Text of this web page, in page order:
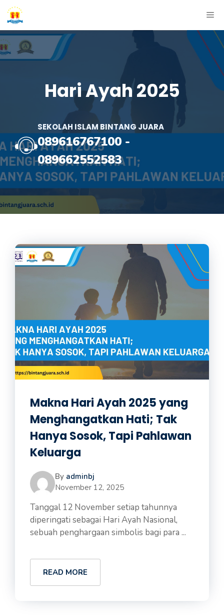
Skip
to
content
Hari Ayah 2025
SEKOLAH ISLAM BINTANG JUARA
089616767100 -
089662552583
Makna Hari Ayah 2025 yang
Menghangatkan Hati; Tak
Hanya Sosok, Tapi Pahlawan
Keluarga
By adminbj
November 12, 2025
Tanggal 12 November setiap tahunnya
diperingati sebagai Hari Ayah Nasional,
sebuah penghargaan simbolis bagi para ...
READ MORE